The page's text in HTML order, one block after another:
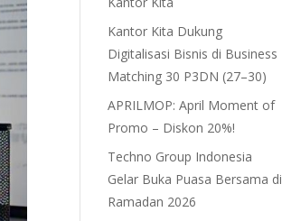
Kantor Kita Dukung
Digitalisasi Bisnis di Business
Matching 30 P3DN (27–30)
APRILMOP: April Moment of
Promo – Diskon 20%!
Techno Group Indonesia
Gelar Buka Puasa Bersama di
Ramadan 2026